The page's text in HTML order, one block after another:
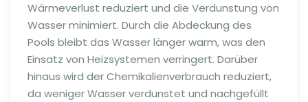
Wärmeverlust reduziert und die Verdunstung von
Wasser minimiert. Durch die Abdeckung des
Pools bleibt das Wasser länger warm, was den
Einsatz von Heizsystemen verringert. Darüber
hinaus wird der Chemikalienverbrauch reduziert,
da weniger Wasser verdunstet und nachgefüllt